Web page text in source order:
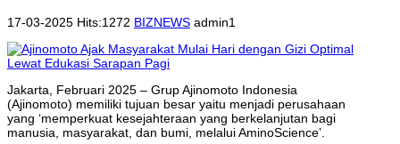
17-03-2025 Hits:1272 BIZNEWS admin1
Jakarta, Februari 2025 – Grup Ajinomoto Indonesia
(Ajinomoto) memiliki tujuan besar yaitu menjadi perusahaan
yang ‘memperkuat kesejahteraan yang berkelanjutan bagi
manusia, masyarakat, dan bumi, melalui AminoScience’.